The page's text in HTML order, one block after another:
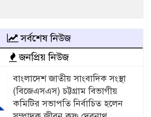
সর্বশেষ নিউজ
জনপ্রিয় নিউজ
বাংলাদেশ জাতীয় সাংবাদিক সংস্থা
(বিজেএসএস) চট্টগ্রাম বিভাগীয়
কমিটির সভাপতি নির্বাচিত হলেন